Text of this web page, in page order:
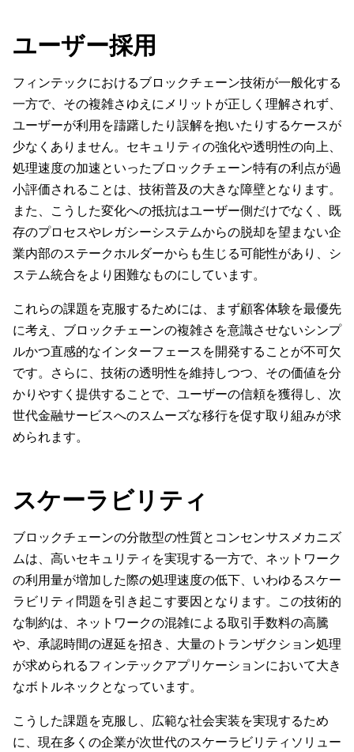
ユーザー採用
フィンテックにおけるブロックチェーン技術が一般化する
一方で、その複雑さゆえにメリットが正しく理解されず、
ユーザーが利用を躊躇したり誤解を抱いたりするケースが
少なくありません。セキュリティの強化や透明性の向上、
処理速度の加速といったブロックチェーン特有の利点が過
小評価されることは、技術普及の大きな障壁となります。
また、こうした変化への抵抗はユーザー側だけでなく、既
存のプロセスやレガシーシステムからの脱却を望まない企
業内部のステークホルダーからも生じる可能性があり、シ
ステム統合をより困難なものにしています。
これらの課題を克服するためには、まず顧客体験を最優先
に考え、ブロックチェーンの複雑さを意識させないシンプ
ルかつ直感的なインターフェースを開発することが不可欠
です。さらに、技術の透明性を維持しつつ、その価値を分
かりやすく提供することで、ユーザーの信頼を獲得し、次
世代金融サービスへのスムーズな移行を促す取り組みが求
められます。
スケーラビリティ
ブロックチェーンの分散型の性質とコンセンサスメカニズ
ムは、高いセキュリティを実現する一方で、ネットワーク
の利用量が増加した際の処理速度の低下、いわゆるスケー
ラビリティ問題を引き起こす要因となります。この技術的
な制約は、ネットワークの混雑による取引手数料の高騰
や、承認時間の遅延を招き、大量のトランザクション処理
が求められるフィンテックアプリケーションにおいて大き
なボトルネックとなっています。
こうした課題を克服し、広範な社会実装を実現するため
に、現在多くの企業が次世代のスケーラビリティソリュー